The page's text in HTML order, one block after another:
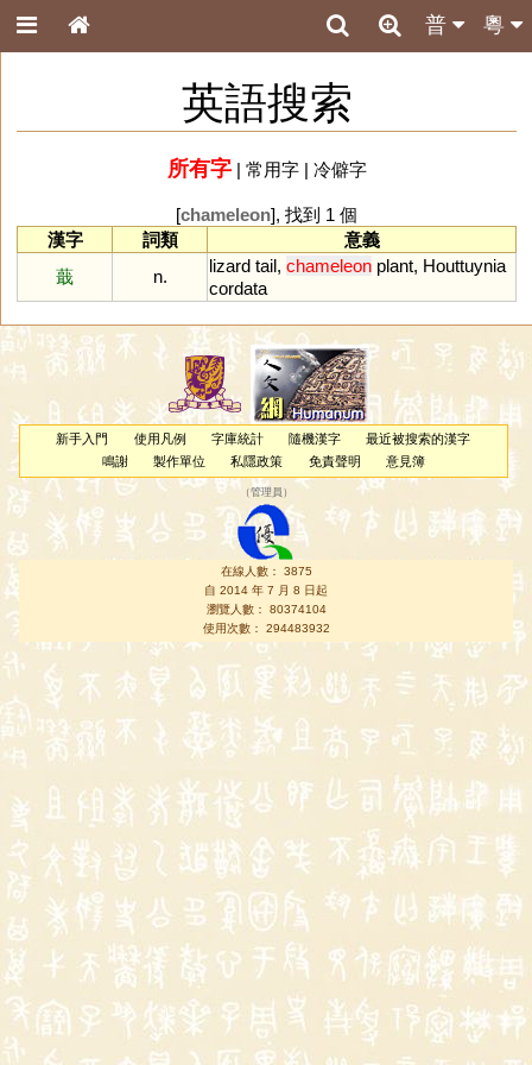
粵
普
英語搜索
所有字| 常用字| 冷僻字
[chameleon], 找到 1 個
漢字
詞類
意義
蕺
n.
lizard tail, chameleon plant, Houttuynia
cordata
新手入門 使用凡例 字庫統計 隨機漢字
最近被搜索的漢字
鳴謝
製作單位 私隱政策 免責聲明 意見簿
（管理員 ）
在線人數： 3875
自 2014 年 7 月 8 日起
瀏覽人數： 80374104
使用次數： 294483932